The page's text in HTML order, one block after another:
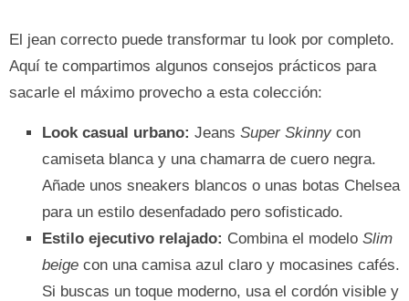
El jean correcto puede transformar tu look por completo.
Aquí te compartimos algunos consejos prácticos para
sacarle el máximo provecho a esta colección:
Look casual urbano: Jeans Super Skinny con
camiseta blanca y una chamarra de cuero negra.
Añade unos sneakers blancos o unas botas Chelsea
para un estilo desenfadado pero sofisticado.
Estilo ejecutivo relajado: Combina el modelo Slim
beige con una camisa azul claro y mocasines cafés.
Si buscas un toque moderno, usa el cordón visible y